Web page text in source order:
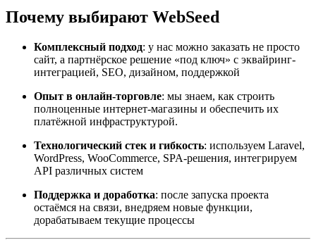
Почему выбирают WebSeed
Комплексный подход: у нас можно заказать не просто
сайт, а партнёрское решение «под ключ» с эквайринг-
интеграцией, SEO, дизайном, поддержкой
Опыт в онлайн-торговле: мы знаем, как строить
полноценные интернет-магазины и обеспечить их
платёжной инфраструктурой.
Технологический стек и гибкость: используем Laravel,
WordPress, WooCommerce, SPA-решения, интегрируем
API различных систем
Поддержка и доработка: после запуска проекта
остаёмся на связи, внедряем новые функции,
дорабатываем текущие процессы